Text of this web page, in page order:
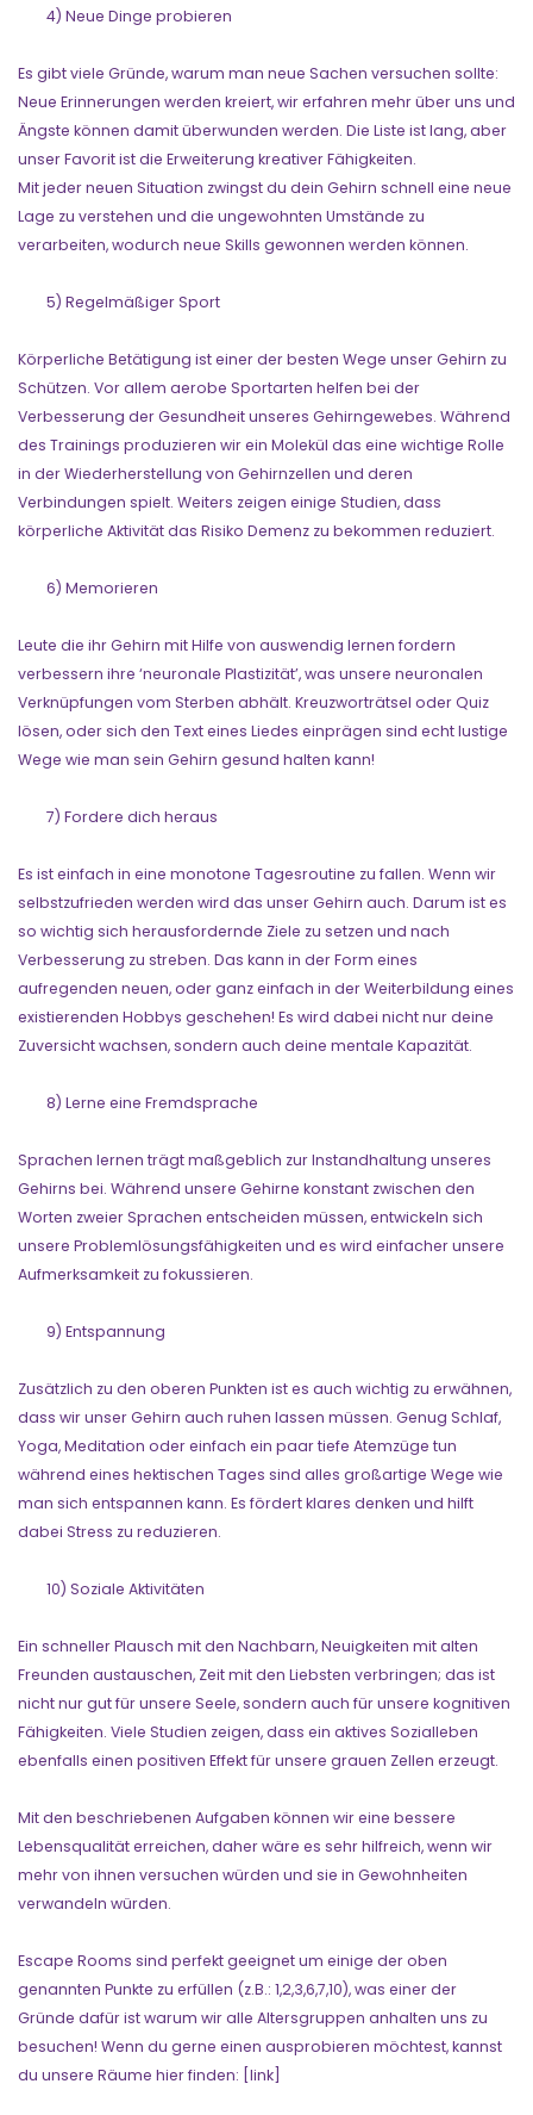
4) Neue Dinge probieren
Es gibt viele Gründe, warum man neue Sachen versuchen sollte:
Neue Erinnerungen werden kreiert, wir erfahren mehr über uns und
Ängste können damit überwunden werden. Die Liste ist lang, aber
unser Favorit ist die Erweiterung kreativer Fähigkeiten.
Mit jeder neuen Situation zwingst du dein Gehirn schnell eine neue
Lage zu verstehen und die ungewohnten Umstände zu
verarbeiten, wodurch neue Skills gewonnen werden können.
5) Regelmäßiger Sport
Körperliche Betätigung ist einer der besten Wege unser Gehirn zu
Schützen. Vor allem aerobe Sportarten helfen bei der
Verbesserung der Gesundheit unseres Gehirngewebes. Während
des Trainings produzieren wir ein Molekül das eine wichtige Rolle
in der Wiederherstellung von Gehirnzellen und deren
Verbindungen spielt. Weiters zeigen einige Studien, dass
körperliche Aktivität das Risiko Demenz zu bekommen reduziert.
6) Memorieren
Leute die ihr Gehirn mit Hilfe von auswendig lernen fordern
verbessern ihre ‘neuronale Plastizität’, was unsere neuronalen
Verknüpfungen vom Sterben abhält. Kreuzworträtsel oder Quiz
lösen, oder sich den Text eines Liedes einprägen sind echt lustige
Wege wie man sein Gehirn gesund halten kann!
7) Fordere dich heraus
Es ist einfach in eine monotone Tagesroutine zu fallen. Wenn wir
selbstzufrieden werden wird das unser Gehirn auch. Darum ist es
so wichtig sich herausfordernde Ziele zu setzen und nach
Verbesserung zu streben. Das kann in der Form eines
aufregenden neuen, oder ganz einfach in der Weiterbildung eines
existierenden Hobbys geschehen! Es wird dabei nicht nur deine
Zuversicht wachsen, sondern auch deine mentale Kapazität.
8) Lerne eine Fremdsprache
Sprachen lernen trägt maßgeblich zur Instandhaltung unseres
Gehirns bei. Während unsere Gehirne konstant zwischen den
Worten zweier Sprachen entscheiden müssen, entwickeln sich
unsere Problemlösungsfähigkeiten und es wird einfacher unsere
Aufmerksamkeit zu fokussieren.
9) Entspannung
Zusätzlich zu den oberen Punkten ist es auch wichtig zu erwähnen,
dass wir unser Gehirn auch ruhen lassen müssen. Genug Schlaf,
Yoga, Meditation oder einfach ein paar tiefe Atemzüge tun
während eines hektischen Tages sind alles großartige Wege wie
man sich entspannen kann. Es fördert klares denken und hilft
dabei Stress zu reduzieren.
10) Soziale Aktivitäten
Ein schneller Plausch mit den Nachbarn, Neuigkeiten mit alten
Freunden austauschen, Zeit mit den Liebsten verbringen; das ist
nicht nur gut für unsere Seele, sondern auch für unsere kognitiven
Fähigkeiten. Viele Studien zeigen, dass ein aktives Sozialleben
ebenfalls einen positiven Effekt für unsere grauen Zellen erzeugt.
Mit den beschriebenen Aufgaben können wir eine bessere
Lebensqualität erreichen, daher wäre es sehr hilfreich, wenn wir
mehr von ihnen versuchen würden und sie in Gewohnheiten
verwandeln würden.
Escape Rooms sind perfekt geeignet um einige der oben
genannten Punkte zu erfüllen (z.B.: 1,2,3,6,7,10), was einer der
Gründe dafür ist warum wir alle Altersgruppen anhalten uns zu
besuchen! Wenn du gerne einen ausprobieren möchtest, kannst
du unsere Räume hier finden: [link]